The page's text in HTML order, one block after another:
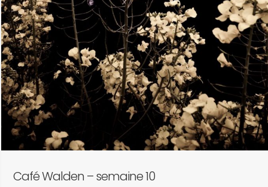
Café Walden – semaine 10